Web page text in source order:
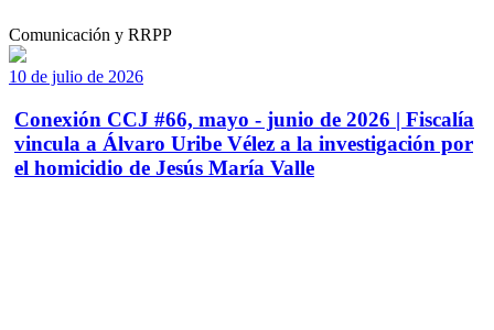
Comunicación y RRPP
10 de julio de 2026
Conexión CCJ #66, mayo - junio de 2026 | Fiscalía
vincula a Álvaro Uribe Vélez a la investigación por
el homicidio de Jesús María Valle